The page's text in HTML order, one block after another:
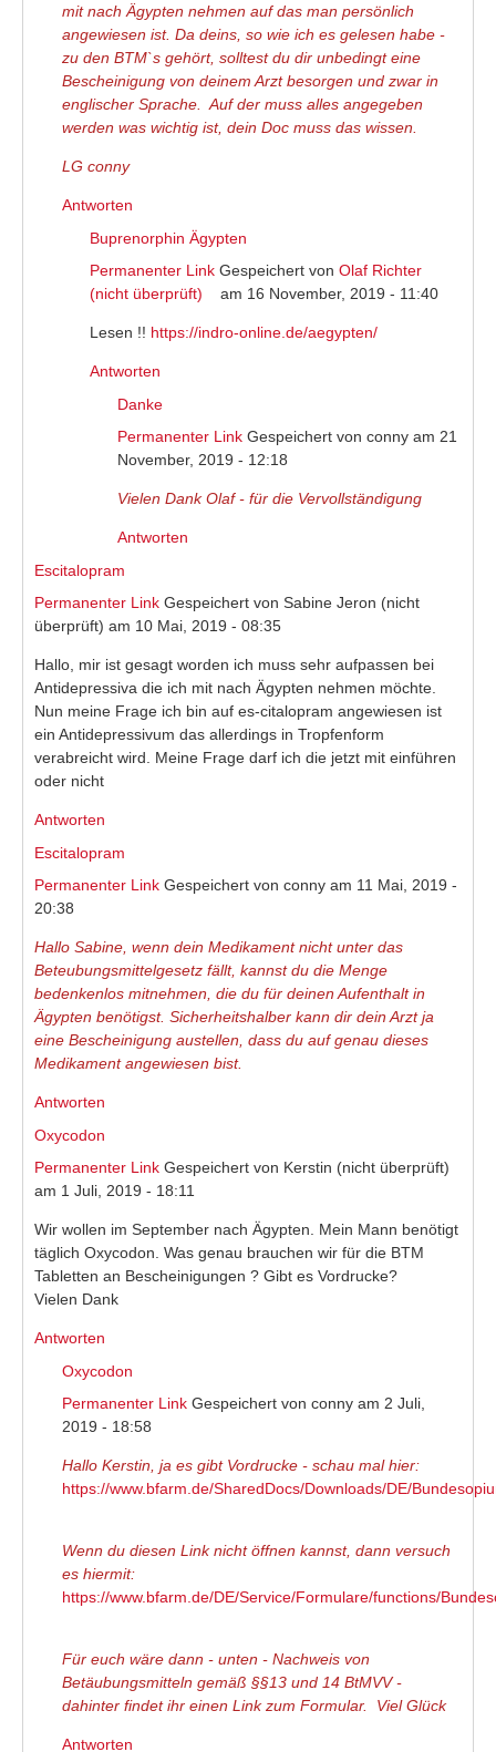
mit nach Ägypten nehmen auf das man persönlich
angewiesen ist. Da deins, so wie ich es gelesen habe -
zu den BTM`s gehört, solltest du dir unbedingt eine
Bescheinigung von deinem Arzt besorgen und zwar in
englischer Sprache. Auf der muss alles angegeben
werden was wichtig ist, dein Doc muss das wissen.
LG conny
Antworten
Buprenorphin Ägypten
Permanenter Link Gespeichert von Olaf Richter
(nicht überprüft) (link is external)
am 16 November, 2019 - 11:40
Lesen !! https://indro-online.de/aegypten/
Antworten
Danke
Permanenter Link Gespeichert von conny am 21
November, 2019 - 12:18
Vielen Dank Olaf - für die Vervollständigung
Antworten
Escitalopram
Permanenter Link Gespeichert von Sabine Jeron (nicht
überprüft) am 10 Mai, 2019 - 08:35
Hallo, mir ist gesagt worden ich muss sehr aufpassen bei
Antidepressiva die ich mit nach Ägypten nehmen möchte.
Nun meine Frage ich bin auf es-citalopram angewiesen ist
ein Antidepressivum das allerdings in Tropfenform
verabreicht wird. Meine Frage darf ich die jetzt mit einführen
oder nicht
Antworten
Escitalopram
Permanenter Link Gespeichert von conny am 11 Mai, 2019 -
20:38
Hallo Sabine, wenn dein Medikament nicht unter das
Beteubungsmittelgesetz fällt, kannst du die Menge
bedenkenlos mitnehmen, die du für deinen Aufenthalt in
Ägypten benötigst. Sicherheitshalber kann dir dein Arzt ja
eine Bescheinigung austellen, dass du auf genau dieses
Medikament angewiesen bist.
Antworten
Oxycodon
Permanenter Link Gespeichert von Kerstin (nicht überprüft)
am 1 Juli, 2019 - 18:11
Wir wollen im September nach Ägypten. Mein Mann benötigt
täglich Oxycodon. Was genau brauchen wir für die BTM
Tabletten an Bescheinigungen ? Gibt es Vordrucke?
Vielen Dank
Antworten
Oxycodon
Permanenter Link Gespeichert von conny am 2 Juli,
2019 - 18:58
Hallo Kerstin, ja es gibt Vordrucke - schau mal hier:
https://www.bfarm.de/SharedDocs/Downloads/DE/
Wenn du diesen Link nicht öffnen kannst, dann versuch
es hiermit:
https://www.bfarm.de/DE/Service/Formulare/functions/
Für euch wäre dann - unten - Nachweis von
Betäubungsmitteln gemäß §§13 und 14 BtMVV -
dahinter findet ihr einen Link zum Formular. Viel Glück
Antworten